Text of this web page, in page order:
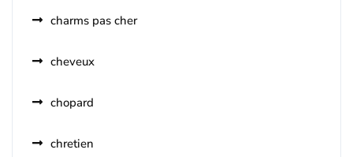
charms pas cher
cheveux
chopard
chretien